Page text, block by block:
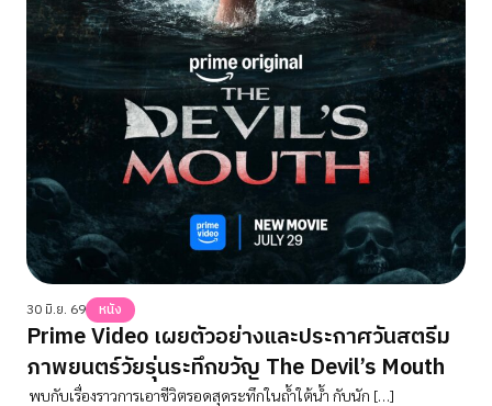
30 มิ.ย. 69 หนัง
Prime Video เผยตัวอย่างและประกาศวันสตรีม
ภาพยนตร์วัยรุ่นระทึกขวัญ The Devil’s Mouth
พบกับเรื่องราวการเอาชีวิตรอดสุดระทึกในถ้ำใต้น้ำ กับนัก […]